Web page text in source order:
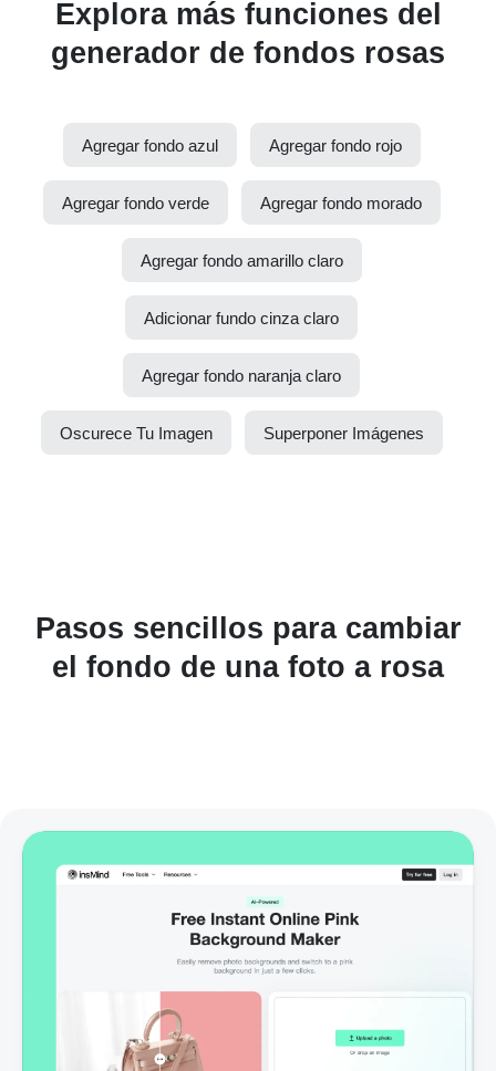
Explora más funciones del
generador de fondos rosas
Agregar fondo azul Agregar fondo rojo
Agregar fondo verde Agregar fondo morado
Agregar fondo amarillo claro
Adicionar fundo cinza claro
Agregar fondo naranja claro
Oscurece Tu Imagen Superponer Imágenes
Pasos sencillos para cambiar
el fondo de una foto a rosa